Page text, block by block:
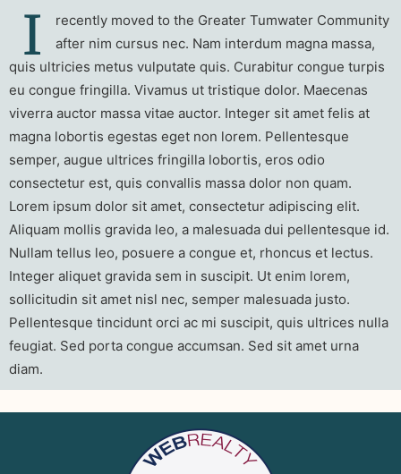
I
recently moved to the Greater Tumwater Community
after nim cursus nec. Nam interdum magna massa,
quis ultricies metus vulputate quis. Curabitur congue turpis
eu congue fringilla. Vivamus ut tristique dolor. Maecenas
viverra auctor massa vitae auctor. Integer sit amet felis at
magna lobortis egestas eget non lorem. Pellentesque
semper, augue ultrices fringilla lobortis, eros odio
consectetur est, quis convallis massa dolor non quam.
Lorem ipsum dolor sit amet, consectetur adipiscing elit.
Aliquam mollis gravida leo, a malesuada dui pellentesque id.
Nullam tellus leo, posuere a congue et, rhoncus et lectus.
Integer aliquet gravida sem in suscipit. Ut enim lorem,
sollicitudin sit amet nisl nec, semper malesuada justo.
Pellentesque tincidunt orci ac mi suscipit, quis ultrices nulla
feugiat. Sed porta congue accumsan. Sed sit amet urna
diam.